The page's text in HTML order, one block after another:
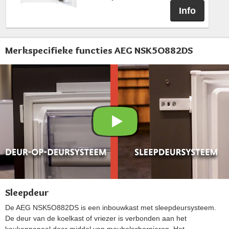
Info
Merkspecifieke functies AEG NSK5O882DS
Sleepdeur
De AEG NSK5O882DS is een inbouwkast met sleepdeursysteem.
De deur van de koelkast of vriezer is verbonden aan het